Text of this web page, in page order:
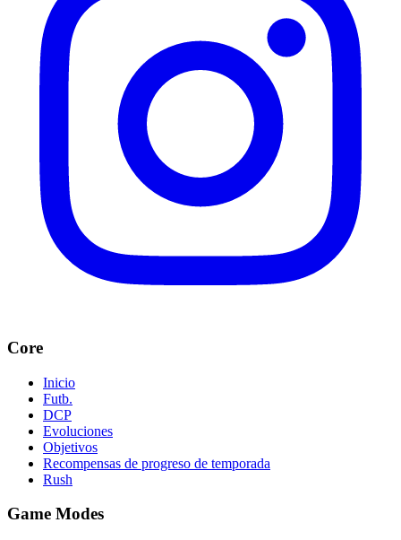
Core
Inicio
Futb.
DCP
Evoluciones
Objetivos
Recompensas de progreso de temporada
Rush
Game Modes